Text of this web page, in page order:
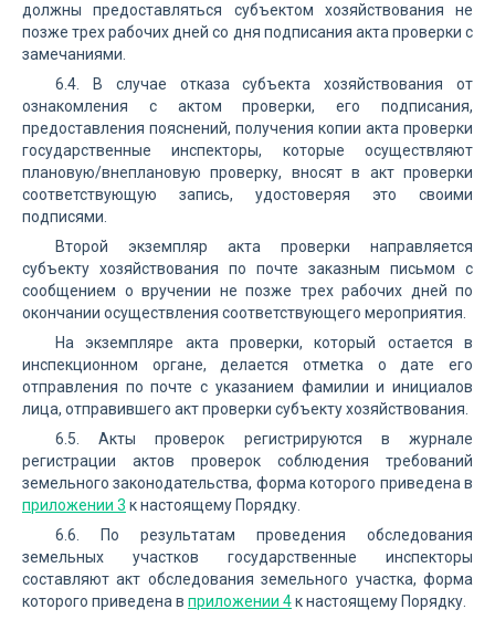
должны предоставляться субъектом хозяйствования не
позже трех рабочих дней со дня подписания акта проверки с
замечаниями.
6.4. В случае отказа субъекта хозяйствования от
ознакомления с актом проверки, его подписания,
предоставления пояснений, получения копии акта проверки
государственные инспекторы, которые осуществляют
плановую/внеплановую проверку, вносят в акт проверки
соответствующую запись, удостоверяя это своими
подписями.
Второй экземпляр акта проверки направляется
субъекту хозяйствования по почте заказным письмом с
сообщением о вручении не позже трех рабочих дней по
окончании осуществления соответствующего мероприятия.
На экземпляре акта проверки, который остается в
инспекционном органе, делается отметка о дате его
отправления по почте с указанием фамилии и инициалов
лица, отправившего акт проверки субъекту хозяйствования.
6.5. Акты проверок регистрируются в журнале
регистрации актов проверок соблюдения требований
земельного законодательства, форма которого приведена в
приложении 3 к настоящему Порядку.
6.6. По результатам проведения обследования
земельных участков государственные инспекторы
составляют акт обследования земельного участка, форма
которого приведена в приложении 4к настоящему Порядку.